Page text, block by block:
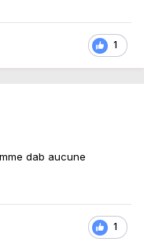
1
dab aucune
1